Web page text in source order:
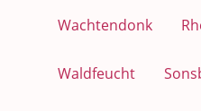
Wachtendonk
Waldfeucht